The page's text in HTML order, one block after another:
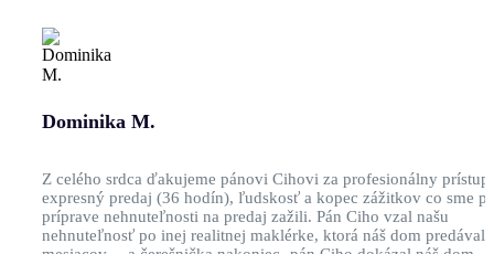
Dominika M.
Z celého srdca ďakujeme pánovi Cihovi za profesionálny prístup,
expresný predaj (36 hodín), ľudskosť a kopec zážitkov co sme
príprave nehnuteľnosti na predaj zažili. Pán Ciho vzal našu
nehnuteľnosť po inej realitnej maklérke, ktorá náš dom